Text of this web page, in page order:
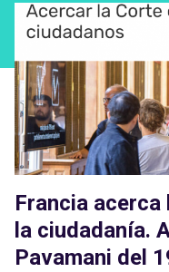
Francia acerca
la ciudadanía.
Pavamani del